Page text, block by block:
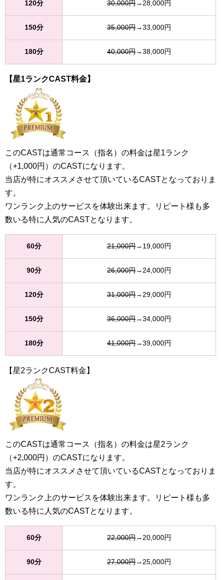
120分 30,000円→28,000円
150分 35,000円→33,000円
180分 40,000円→38,000円
【星1ランクCAST料金】
このCASTは通常コース（指名）の料金は星1ランク
（+1,000円）のCASTになります。
当店が特にオススメさせて頂いているCASTとなっておりま
す。
ワンランク上のサービスを体験出来ます。リピート様も多
数いる特に人気のCASTとなります。
60分 21,000円→19,000円
90分 26,000円→24,000円
120分 31,000円→29,000円
150分 36,000円→34,000円
180分 41,000円→39,000円
【星2ランクCAST料金】
このCASTは通常コース（指名）の料金は星2ランク
（+2,000円）のCASTになります。
当店が特にオススメさせて頂いているCASTとなっておりま
す。
ワンランク上のサービスを体験出来ます。リピート様も多
数いる特に人気のCASTとなります。
60分 22,000円→20,000円
90分 27,000円→25,000円